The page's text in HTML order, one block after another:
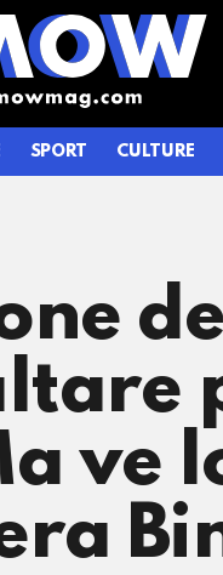
SPORT CULTURE
ve